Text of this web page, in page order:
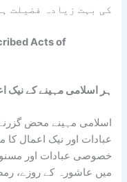
کی بہت زیادہ فضیلت
Acts of
:ہر اسلامی مہینے کے نیک
اسلامی مہینے محض
عبادات اور نیک اعمال کا
خصوصی عبادات اور
میں عاشورہ کے روزے،